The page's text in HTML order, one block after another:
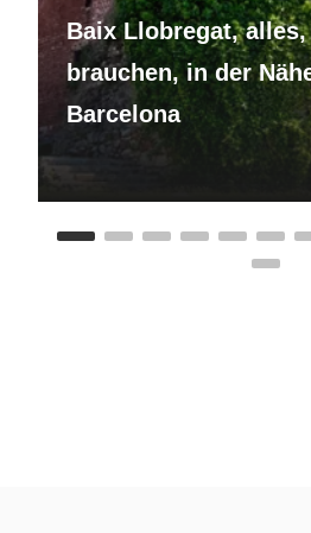
Baix Llobregat,
brauchen, in der
Barcelona